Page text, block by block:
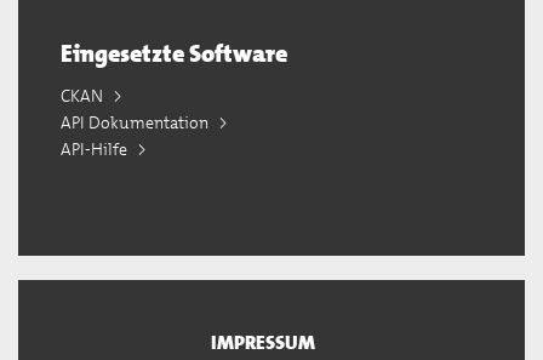
Eingesetzte Software
CKAN
API Dokumentation
API-Hilfe
IMPRESSUM